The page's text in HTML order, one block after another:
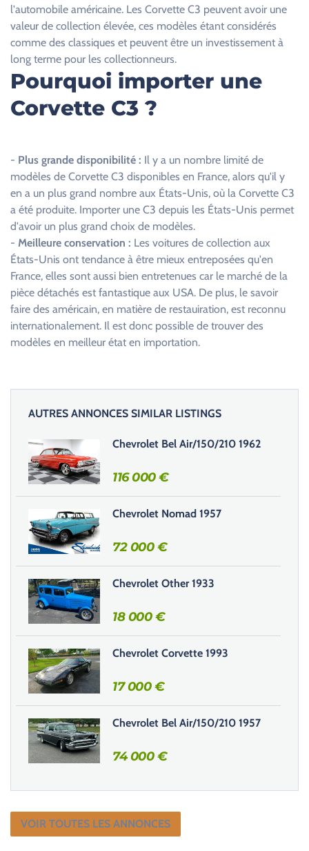
p
v
i
d
l'automobile américaine. Les Corvette C3 peuvent avoir une
valeur de collection élevée, ces modèles étant considérés
comme des classiques et peuvent être un investissement à
long terme pour les collectionneurs.
Pourquoi importer une
Corvette C3 ?
- Plus grande disponibilité : Il y a un nombre limité de
modèles de Corvette C3 disponibles en France, alors qu'il y
en a un plus grand nombre aux États-Unis, où la Corvette C3
a été produite. Importer une C3 depuis les États-Unis permet
d'avoir un plus grand choix de modèles.
- Meilleure conservation : Les voitures de collection aux
États-Unis ont tendance à être mieux entreposées qu'en
France, elles sont aussi bien entretenues car le marché de la
pièce détachés est fantastique aux USA. De plus, le savoir
faire des américain, en matière de restauiration, est reconnu
internationalement. Il est donc possible de trouver des
modèles en meilleur état en importation.
AUTRES ANNONCES SIMILAR LISTINGS
Chevrolet Bel Air/150/210 1962
116 000€
Chevrolet Nomad 1957
72 000€
Chevrolet Other 1933
18 000€
Chevrolet Corvette 1993
17 000€
Chevrolet Bel Air/150/210 1957
74 000€
VOIR TOUTES LES ANNONCES